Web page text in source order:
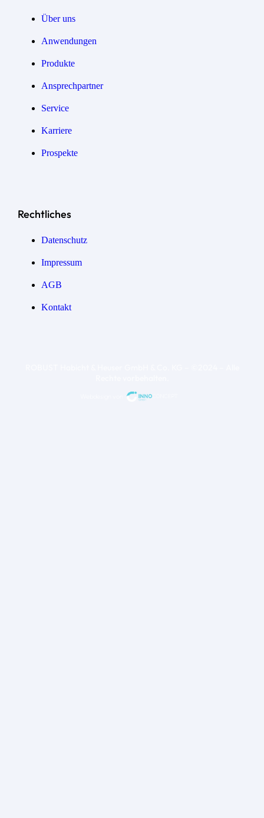
Über uns
Anwendungen
Produkte
Ansprechpartner
Service
Karriere
Prospekte
Rechtliches
Datenschutz
Impressum
AGB
Kontakt